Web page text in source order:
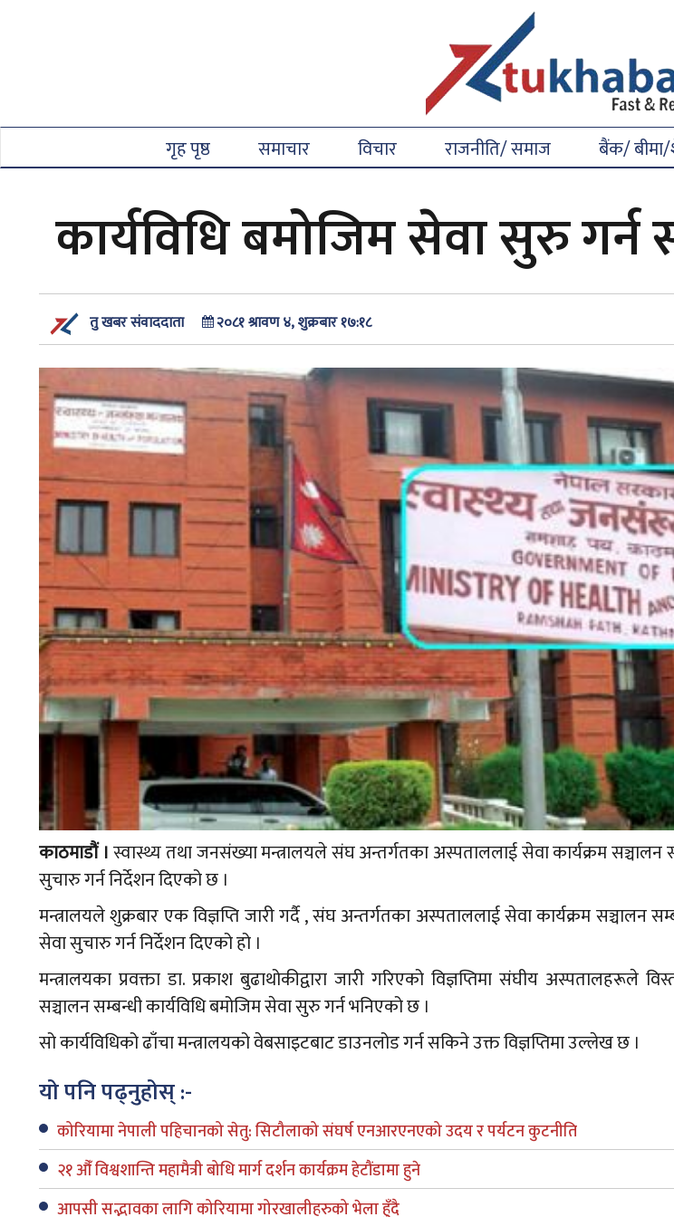
गृह पृष्ठ समाचार विचार राजनीति/ समाज बैंक/
कार्यविधि बमोजिम सेवा सुरु
तु खबर संवाददाता २०८१ श्रावण ४, शुक्रबार १७:१८
काठमाडौं ।स्वास्थ्य तथा जनसंख्या मन्त्रालयले संघ अन्तर्गतका अस्पताललाई सेवा कार्यक्रम सञ्चालन
सुचारु गर्न निर्देशन दिएको छ ।
मन्त्रालयले शुक्रबार एक विज्ञप्ति जारी गर्दै , संघ अन्तर्गतका अस्पताललाई सेवा कार्यक्रम सञ्चालन
सेवा सुचारु गर्न निर्देशन दिएको हो ।
मन्त्रालयका प्रवक्ता डा. प्रकाश बुढाथोकीद्वारा जारी गरिएको विज्ञप्तिमा संघीय अस्पतालहरूले
सञ्चालन सम्बन्धी कार्यविधि बमोजिम सेवा सुरु गर्न भनिएको छ ।
सो कार्यविधिको ढाँचा मन्त्रालयको वेबसाइटबाट डाउनलोड गर्न सकिने उक्त विज्ञप्तिमा उल्लेख छ ।
यो पनि पढ्नुहोस् :-
कोरियामा नेपाली पहिचानको सेतु: सिटौलाको संघर्ष एनआरएनएको उदय र पर्यटन कुटनीति
२१ औँ विश्वशान्ति महामैत्री बोधि मार्ग दर्शन कार्यक्रम हेटौंडामा हुने
आपसी सद्भावका लागि कोरियामा गोरखालीहरुको भेला हुँदै